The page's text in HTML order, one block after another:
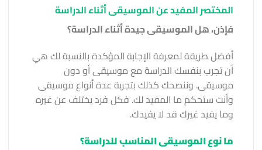
المختصر المفيد عن الموسيقى أثناء الدراسة
فإذن، هل الموسيقى جيدة أثناء الدراسة؟
أفضل طريقة لمعرفة الإجابة المؤكدة بالنسبة لك هي
أن تجرب بنفسك الدراسة مع موسيقى أو دون
موسيقى. وننصحك كذلك بتجربة عدة أنواع موسيقى
وأنت ستحكم ما المفيد لك. فكل فرد يختلف عن غيره
وما يفيد غيرك قد لا يفيدك.
ما نوع الموسيقى المناسب للدراسة؟